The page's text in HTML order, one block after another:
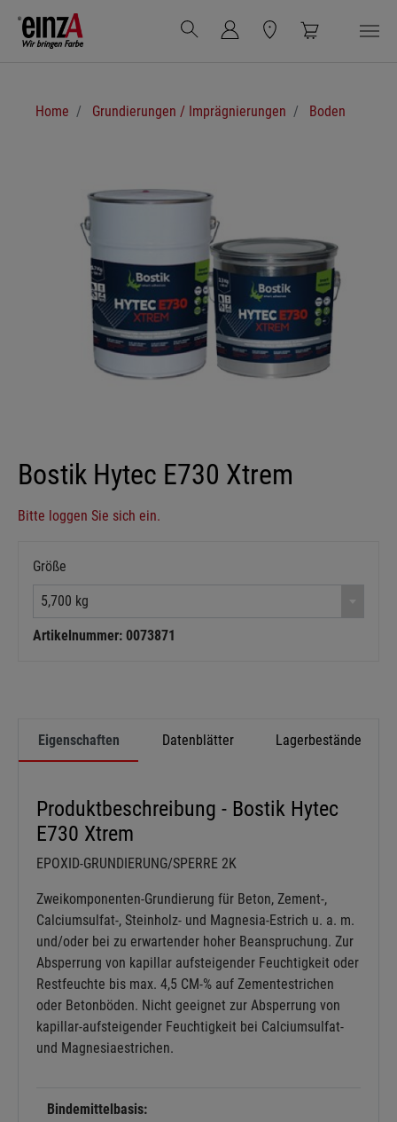
Zum Hauptinhalt springen
Home Grundierungen / Imprägnierungen Boden
Bostik Hytec E730 Xtrem
Bitte loggen Sie sich ein.
Größe
5,700 kg
Artikelnummer: 0073871
Eigenschaften Datenblätter Lagerbestände
Produktbeschreibung - Bostik Hytec
E730 Xtrem
EPOXID-GRUNDIERUNG/SPERRE 2K
Zweikomponenten-Grundierung für Beton, Zement-,
Calciumsulfat-, Steinholz- und Magnesia-Estrich u. a. m.
und/oder bei zu erwartender hoher Beanspruchung. Zur
Absperrung von kapillar aufsteigender Feuchtigkeit oder
Restfeuchte bis max. 4,5 CM-% auf Zementestrichen
oder Betonböden. Nicht geeignet zur Absperrung von
kapillar-aufsteigender Feuchtigkeit bei Calciumsulfat-
und Magnesiaestrichen.
Bindemittelbasis: